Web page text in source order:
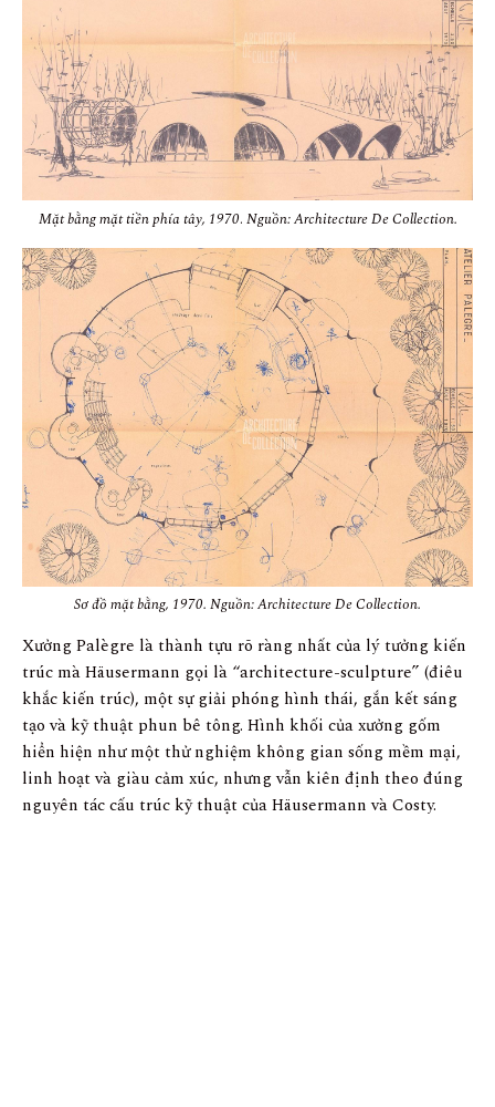
Mặt bằng mặt tiền phía tây, 1970. Nguồn: Architecture De Collection.
Sơ đồ mặt bằng, 1970. Nguồn: Architecture De Collection.
Xưởng Palègre là thành tựu rõ ràng nhất của lý tưởng kiến
trúc mà Häusermann gọi là “architecture-sculpture” (điêu
khắc kiến trúc), một sự giải phóng hình thái, gắn kết sáng
tạo và kỹ thuật phun bê tông. Hình khối của xưởng gốm
hiển hiện như một thử nghiệm không gian sống mềm mại,
linh hoạt và giàu cảm xúc, nhưng vẫn kiên định theo đúng
nguyên tác cấu trúc kỹ thuật của Häusermann và Costy.